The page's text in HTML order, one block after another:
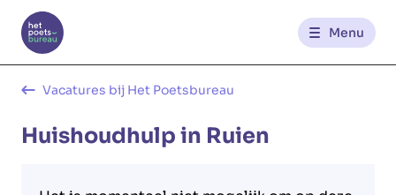
Menu
Kantoren
Werknemerszone
Klantenzone
Vacatures bij Het Poetsbureau
Huishoudhulp in Ruien